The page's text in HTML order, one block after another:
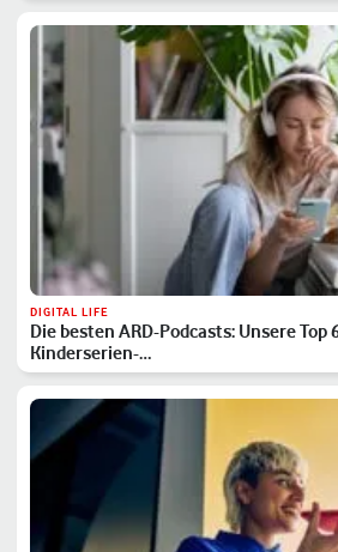
DIGITAL LIFE
Die besten ARD-Podcasts: Unsere Top
Kinderserien-…